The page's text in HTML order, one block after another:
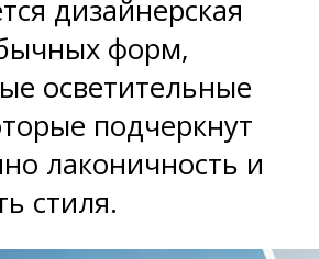
дизайнерская
форм,
осветительные
подчеркнут
лаконичность и
стиля.